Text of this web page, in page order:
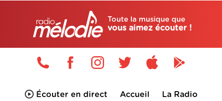
Toute la musique que
vous aimez écouter !
Écouter en direct Accueil La Radio